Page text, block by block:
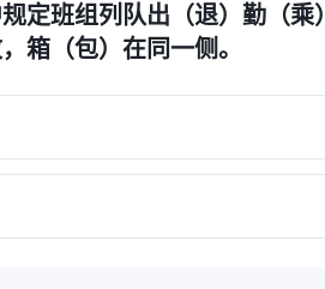
定班组列队出（退）勤（乘）
箱（包）在同一侧。